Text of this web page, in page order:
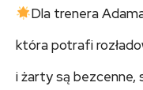
Dla trenera
która potrafi
i żarty są bezcenne,